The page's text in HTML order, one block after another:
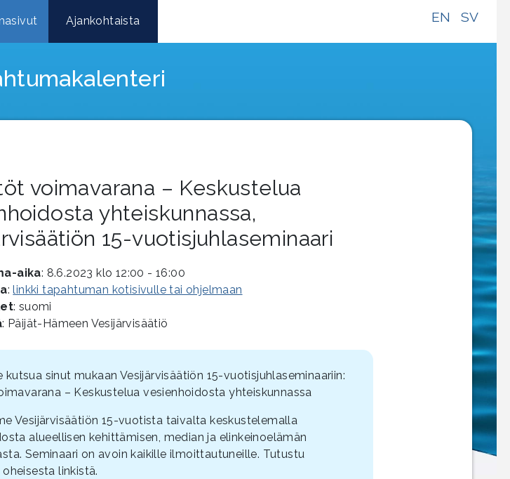
SV
EN
Ajankohtaista
voimavarana – Keskustelua
yhteiskunnassa,
15-vuotisjuhlaseminaari
aika: 8.6.2023 klo 12:00 - 16:00
:linkki tapahtuman kotisivulle tai ohjelmaan
: suomi
: Päijät-Hämeen Vesijärvisäätiö
kutsua sinut mukaan Vesijärvisäätiön 15-vuotisjuhlaseminaariin:
– Keskustelua vesienhoidosta yhteiskunnassa
Vesijärvisäätiön 15-vuotista taivalta keskustelemalla
alueellisen kehittämisen, median ja elinkeinoelämän
Seminaari on avoin kaikille ilmoittautuneille. Tutustu
linkistä.